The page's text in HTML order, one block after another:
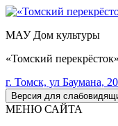
МАУ Дом культуры
«Томский перекрёсток»
г. Томск, ул Баумана, 20
Версия для
МЕНЮ САЙТА